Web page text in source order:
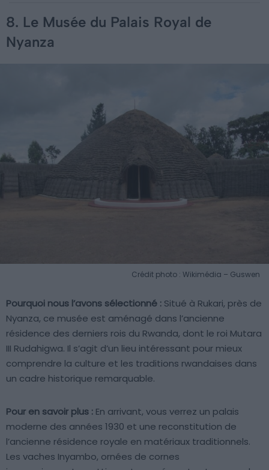
8. Le Musée du Palais Royal de
Nyanza
Crédit photo : Wikimédia – Guswen
Pourquoi nous l’avons sélectionné : Situé à Rukari, près de
Nyanza, ce musée est aménagé dans l’ancienne
résidence des derniers rois du Rwanda, dont le roi Mutara
III Rudahigwa. Il s’agit d’un lieu intéressant pour mieux
comprendre la culture et les traditions rwandaises dans
un cadre historique remarquable.
Pour en savoir plus : En arrivant, vous verrez un palais
moderne des années 1930 et une reconstitution de
l’ancienne résidence royale en matériaux traditionnels.
Les vaches Inyambo, ornées de cornes